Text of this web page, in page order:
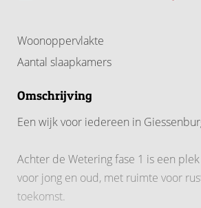
Woonoppervlakte
Aantal slaapkamers
Omschrijving
Een wijk voor iedereen in
Achter de Wetering fase 1 is een
voor jong en oud, met ruimte voor
toekomst.